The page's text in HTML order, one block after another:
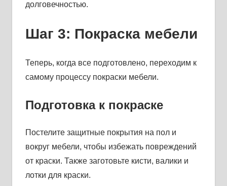
долговечностью.
Шаг 3: Покраска мебели
Теперь, когда все подготовлено, переходим к
самому процессу покраски мебели.
Подготовка к покраске
Постелите защитные покрытия на пол и
вокруг мебели, чтобы избежать повреждений
от краски. Также заготовьте кисти, валики и
лотки для краски.